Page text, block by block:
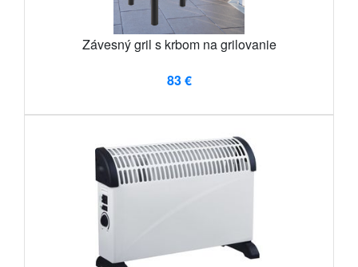
Závesný gril s krbom na grilovanie
83 €